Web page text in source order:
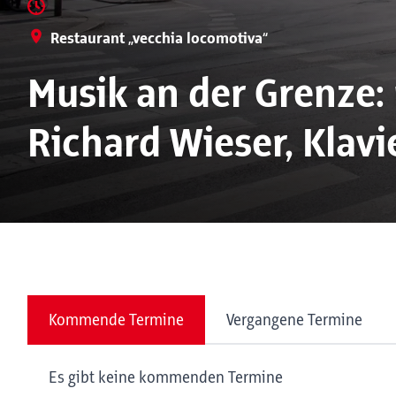
Restaurant „vecchia locomotiva“
Musik an der
Richard Wieser,
Kommende Termine Vergangene Termine
Es gibt keine kommenden Termine